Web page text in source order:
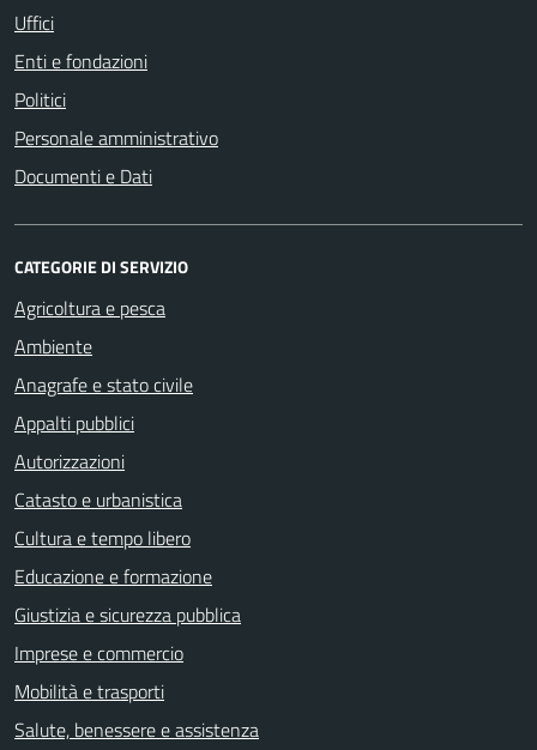
Uffici
Enti e fondazioni
Politici
Personale amministrativo
Documenti e Dati
CATEGORIE DI SERVIZIO
Agricoltura e pesca
Ambiente
Anagrafe e stato civile
Appalti pubblici
Autorizzazioni
Catasto e urbanistica
Cultura e tempo libero
Educazione e formazione
Giustizia e sicurezza pubblica
Imprese e commercio
Mobilità e trasporti
Salute, benessere e assistenza